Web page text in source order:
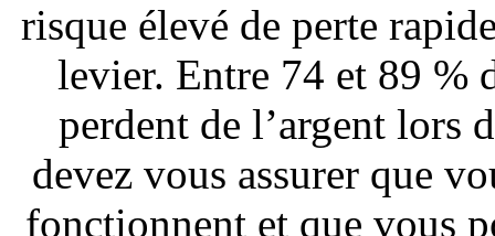
risque élevé de perte
levier. Entre 74 et 89 %
perdent de l’argent lors
devez vous assurer que
fonctionnent et que vous